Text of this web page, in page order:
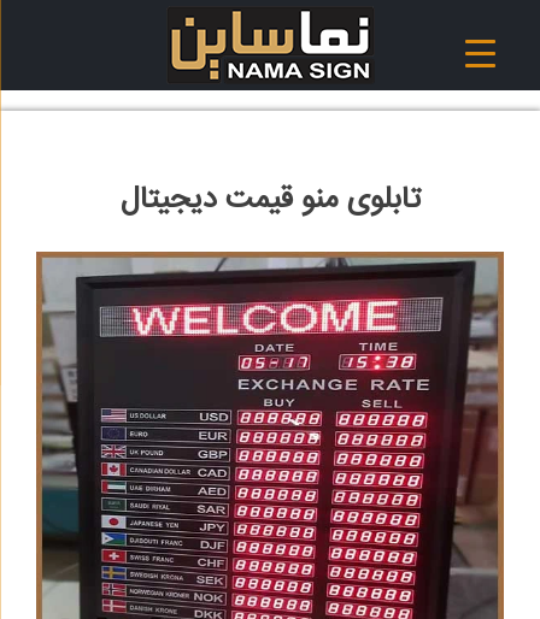
content
تابلوی منو قیمت دیجیتال